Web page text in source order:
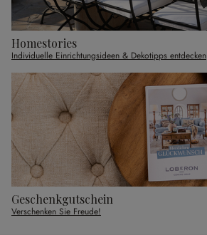
Homestories
Individuelle Einrichtungsideen & Dekotipps entdecken
Geschenkgutschein
Verschenken Sie Freude!